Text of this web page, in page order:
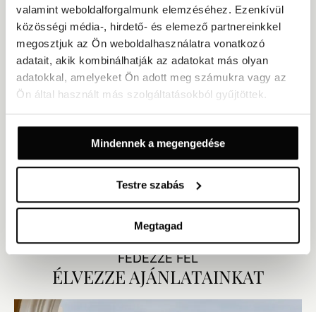
valamint weboldalforgalmunk elemzéséhez. Ezenkívül
közösségi média-, hirdető- és elemező partnereinkkel
megosztjuk az Ön weboldalhasználatra vonatkozó
adatait, akik kombinálhatják az adatokat más olyan
adatokkal, amelyeket Ön adott meg számukra vagy az
Ön által használt más szolgáltatásokból gyűjtöttek.
Mindennek a megengedése
Testre szabás
Megtagad
Caffè Continental
Opatija legrégebbi kávéháza, a Caffè Continental a prémium kávé,
a koktélok és a kézműves sütemények élményét ötvözi a
történelmi környezettel. Terasza nyugodt helyszínt kínál a
beszélgetésekhez vagy a nézelődéshez – reggeltől estig, a
klasszikus városi kávéházak magabiztos bájával.
FEDEZZE FEL
ÉLVEZZE AJÁNLATAINKAT